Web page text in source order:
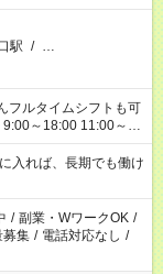
駅 / …
～18:00 11:00～
令に基づき、週20時
ます ※労働者派遣法
・短期間の就業はご
入れば、長期でも働け
/ 副業・WワークOK /
募集 / 電話対応なし /